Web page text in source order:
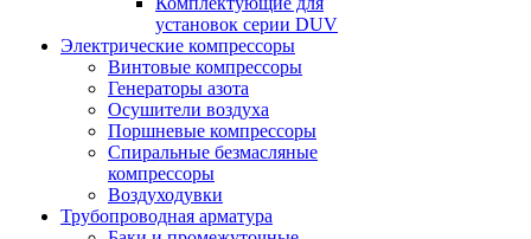
установок серии DUV
Электрические компрессоры
Винтовые компрессоры
Генераторы азота
Осушители воздуха
Поршневые компрессоры
Спиральные безмасляные
компрессоры
Воздуходувки
Трубопроводная арматура